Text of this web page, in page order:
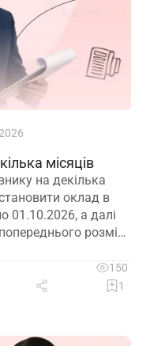
місяців
на декілька
оклад в
01.10.2026, а далі
розміру
150
1